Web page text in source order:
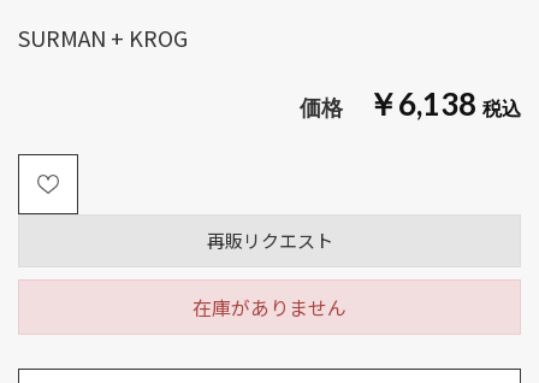
￥6,138
再販リクエスト
在庫がありません
SURMAN + KROG